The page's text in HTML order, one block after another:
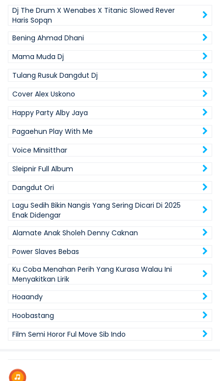
Dj The Drum X Wenabes X Titanic Slowed Rever
Haris Sopqn
Bening Ahmad Dhani
Mama Muda Dj
Tulang Rusuk Dangdut Dj
Cover Alex Uskono
Happy Party Alby Jaya
Pagaehun Play With Me
Voice Minsitthar
Sleipnir Full Album
Dangdut Ori
Lagu Sedih Bikin Nangis Yang Sering Dicari Di 2025
Enak Didengar
Alamate Anak Sholeh Denny Caknan
Power Slaves Bebas
Ku Coba Menahan Perih Yang Kurasa Walau Ini
Menyakitkan Lirik
Hoaandy
Hoobastang
Film Semi Horor Ful Move Sib Indo